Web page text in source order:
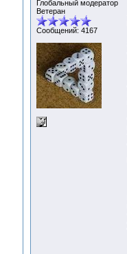
Глобальный модератор
Ветеран
Сообщений: 4167